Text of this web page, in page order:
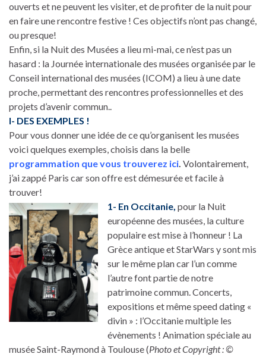
ouverts et ne peuvent les visiter, et de profiter de la nuit pour
en faire une rencontre festive ! Ces objectifs n’ont pas changé,
ou presque!
Enfin, si la Nuit des Musées a lieu mi-mai, ce n’est pas un
hasard : la Journée internationale des musées organisée par le
Conseil international des musées (ICOM) a lieu à une date
proche, permettant des rencontres professionnelles et des
projets d’avenir commun..
I- DES EXEMPLES !
Pour vous donner une idée de ce qu’organisent les musées
voici quelques exemples, choisis dans la belle
programmation que vous trouverez ici. Volontairement,
j’ai zappé Paris car son offre est démesurée et facile à
trouver!
1- En Occitanie, pour la Nuit
européenne des musées, la culture
populaire est mise à l’honneur ! La
Grèce antique et StarWars y sont mis
sur le même plan car l’un comme
l’autre font partie de notre
patrimoine commun. Concerts,
expositions et même speed dating «
divin » : l’Occitanie multiple les
évènements ! Animation spéciale au
musée Saint-Raymond à Toulouse (Photo et Copyright : ©